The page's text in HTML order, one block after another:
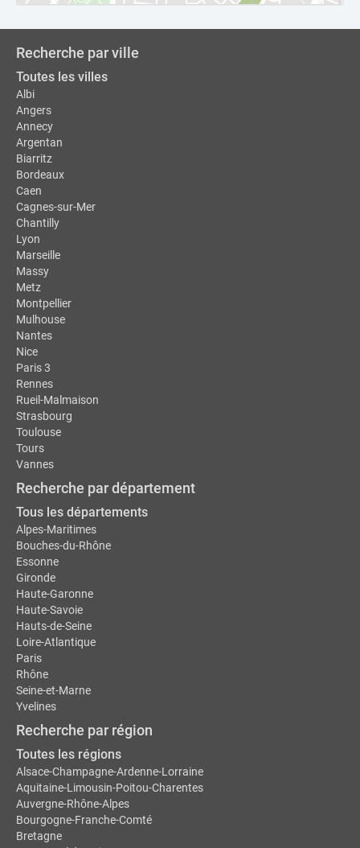
Recherche par ville
Toutes les villes
Albi
Angers
Annecy
Argentan
Biarritz
Bordeaux
Caen
Cagnes-sur-Mer
Chantilly
Lyon
Marseille
Massy
Metz
Montpellier
Mulhouse
Nantes
Nice
Paris 3
Rennes
Rueil-Malmaison
Strasbourg
Toulouse
Tours
Vannes
Recherche par département
Tous les départements
Alpes-Maritimes
Bouches-du-Rhône
Essonne
Gironde
Haute-Garonne
Haute-Savoie
Hauts-de-Seine
Loire-Atlantique
Paris
Rhône
Seine-et-Marne
Yvelines
Recherche par région
Toutes les régions
Alsace-Champagne-Ardenne-Lorraine
Aquitaine-Limousin-Poitou-Charentes
Auvergne-Rhône-Alpes
Bourgogne-Franche-Comté
Bretagne